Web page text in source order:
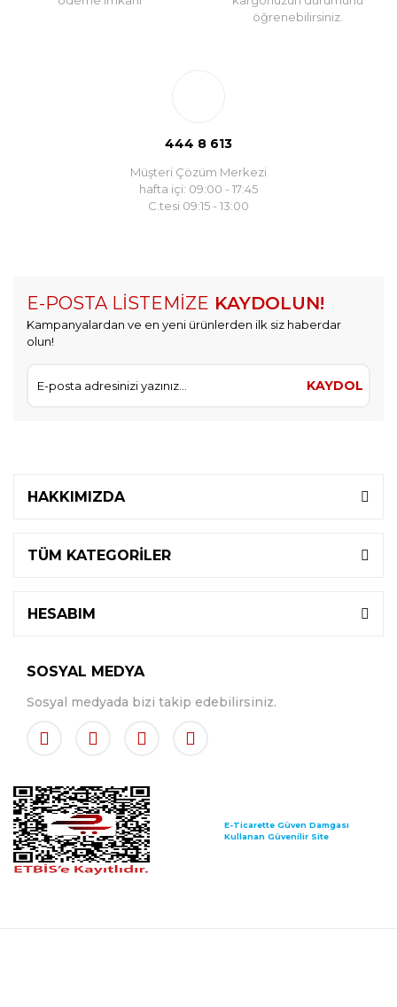
öğrenebilirsiniz.
444 8 613
Müşteri Çözüm Merkezi
hafta içi: 09:00 - 17:45
C.tesi 09:15 - 13:00
E-POSTA LİSTEMİZE KAYDOLUN!
Kampanyalardan ve en yeni ürünlerden ilk siz haberdar
olun!
KAYDOL
HAKKIMIZDA
TÜM KATEGORİLER
HESABIM
SOSYAL MEDYA
Sosyal medyada bizi takip edebilirsiniz.
E-Ticarette Güven Damgası
Kullanan Güvenilir Site